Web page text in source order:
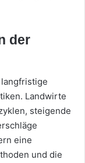
der
Landwirte
steigende
eine
und die